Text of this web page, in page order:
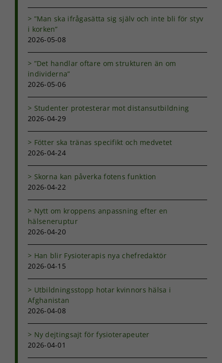
”Man ska ifrågasätta sig själv och inte bli för styv
i korken”
2026-05-08
”Det handlar oftare om strukturen än om
individerna”
2026-05-06
Studenter protesterar mot distansutbildning
2026-04-29
Fötter ska tränas specifikt och medvetet
2026-04-24
Skorna kan påverka fotens funktion
2026-04-22
Nytt om kroppens anpassning efter en
hälseneruptur
2026-04-20
Han blir Fysioterapis nya chefredaktör
2026-04-15
Utbildningsstopp hotar kvinnors hälsa i
Afghanistan
2026-04-08
Ny dejtingsajt för fysioterapeuter
2026-04-01
uppbyggnad,
baserat på
används.
För att vår
hemsida ska
möjligt under
ditt besök.
kommer viss
att försvinna
från
hemsidan.
Marknadsföring
Genom att dela
intressen och ditt
beteende när du
och erbjudanden.